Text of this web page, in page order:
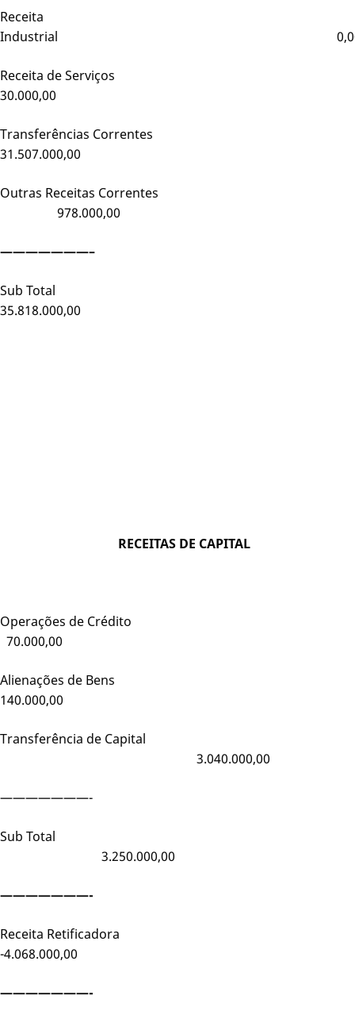
Receita
Industrial
Receita de Serviços
30.000,00
Transferências Correntes
31.507.000,00
Outras Receitas Correntes
978.000,00
———————–
Sub Total
35.818.000,00
RECEITAS DE CAPITAL
Operações de Crédito
70.000,00
Alienações de Bens
140.000,00
Transferência de Capital
3.040.000,00
———————-
Sub Total
3.250.000,00
———————-
Receita Retificadora
-4.068.000,00
———————-